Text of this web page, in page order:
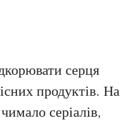
серця
продуктів. На
серіалів,